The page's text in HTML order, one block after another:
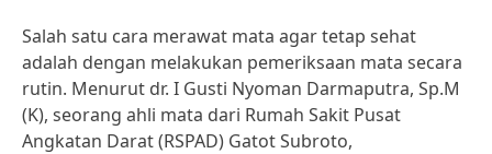
Salah satu cara merawat mata agar tetap sehat
adalah dengan melakukan pemeriksaan mata secara
rutin. Menurut dr. I Gusti Nyoman Darmaputra, Sp.M
(K), seorang ahli mata dari Rumah Sakit Pusat
Angkatan Darat (RSPAD) Gatot Subroto,